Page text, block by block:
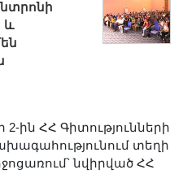
և
ին ՀՀ Գիտությունների
տեղի
նվիրված ՀՀ